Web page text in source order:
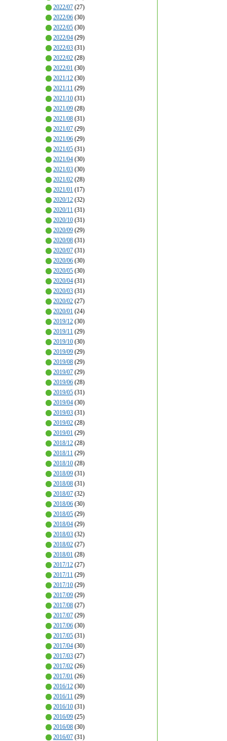
2022/07 (27)
2022/06 (30)
2022/05 (30)
2022/04 (29)
2022/03 (31)
2022/02 (28)
2022/01 (30)
2021/12 (30)
2021/11 (29)
2021/10 (31)
2021/09 (28)
2021/08 (31)
2021/07 (29)
2021/06 (29)
2021/05 (31)
2021/04 (30)
2021/03 (30)
2021/02 (28)
2021/01 (17)
2020/12 (32)
2020/11 (31)
2020/10 (31)
2020/09 (29)
2020/08 (31)
2020/07 (31)
2020/06 (30)
2020/05 (30)
2020/04 (31)
2020/03 (31)
2020/02 (27)
2020/01 (24)
2019/12 (30)
2019/11 (29)
2019/10 (30)
2019/09 (29)
2019/08 (29)
2019/07 (29)
2019/06 (28)
2019/05 (31)
2019/04 (30)
2019/03 (31)
2019/02 (28)
2019/01 (29)
2018/12 (28)
2018/11 (29)
2018/10 (28)
2018/09 (31)
2018/08 (31)
2018/07 (32)
2018/06 (30)
2018/05 (29)
2018/04 (29)
2018/03 (32)
2018/02 (27)
2018/01 (28)
2017/12 (27)
2017/11 (29)
2017/10 (29)
2017/09 (29)
2017/08 (27)
2017/07 (29)
2017/06 (30)
2017/05 (31)
2017/04 (30)
2017/03 (27)
2017/02 (26)
2017/01 (26)
2016/12 (30)
2016/11 (29)
2016/10 (31)
2016/09 (25)
2016/08 (30)
2016/07 (31)